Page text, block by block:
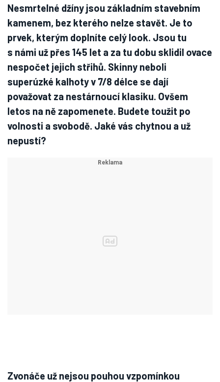
Nesmrtelné džíny jsou základním stavebním
kamenem, bez kterého nelze stavět. Je to
prvek, kterým doplníte celý look. Jsou tu
s námi už přes 145 let a za tu dobu sklidil ovace
nespočet jejich střihů. Skinny neboli
superúzké kalhoty v 7/8 délce se dají
považovat za nestárnoucí klasiku. Ovšem
letos na ně zapomenete. Budete toužit po
volnosti a svobodě. Jaké vás chytnou a už
nepustí?
Zvonáče už nejsou pouhou vzpomínkou